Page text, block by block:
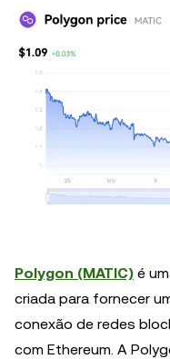
Polygon (MATIC) é
criada para fornecer
conexão de redes
com Ethereum. A